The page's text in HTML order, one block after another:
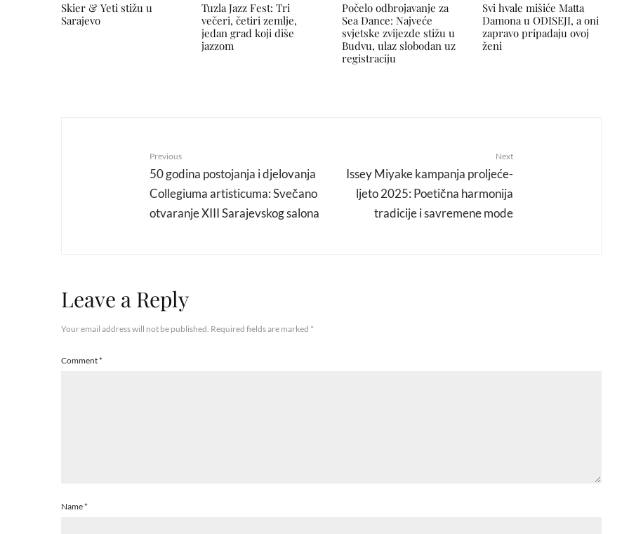
Skier & Yeti stižu u
Sarajevo
Tuzla Jazz Fest: Tri
večeri, četiri zemlje,
jedan grad koji diše
jazzom
Počelo odbrojavanje za
Sea Dance: Najveće
svjetske zvijezde stižu u
Budvu, ulaz slobodan uz
registraciju
Svi hvale mišiće Matta
Damona u ODISEJI, a oni
zapravo pripadaju ovoj
ženi
Previous
50 godina postojanja i djelovanja
Collegiuma artisticuma: Svečano
otvaranje XIII Sarajevskog salona
Next
Issey Miyake kampanja proljeće-
ljeto 2025: Poetična harmonija
tradicije i savremene mode
Leave a Reply
Your email address will not be published. Required fields are marked *
Comment*
Name*